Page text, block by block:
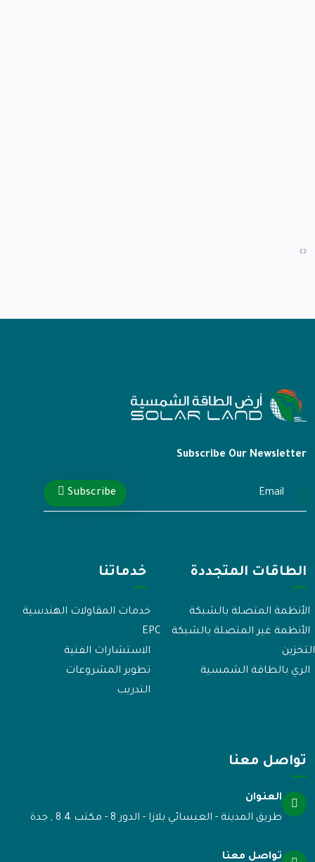
‹
›
Subscribe Our Newsletter
Subscribe
الطاقات المتجددة
الأنظمة المتصلة بالشبكة
الأنظمة غير المتصلة بالشبكة
الري بالطاقة الشمسية
خدماتنا
خدمات المقاولات الهندسية
EPC
الاستشارات الفنية
تطوير المشروعات
التدريب
تواصل معنا
العنوان
طريق المدينة - العيسائي بلازا - الدور 8 - مكتب 8.4 , جدة
تواصل معنا